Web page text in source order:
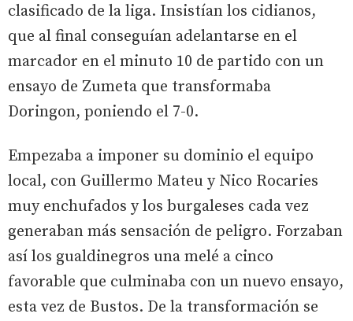
clasificado de la liga. Insistían los cidianos,
que al final conseguían adelantarse en el
marcador en el minuto 10 de partido con un
ensayo de Zumeta que transformaba
Doringon, poniendo el 7-0.
Empezaba a imponer su dominio el equipo
local, con Guillermo Mateu y Nico Rocaries
muy enchufados y los burgaleses cada vez
generaban más sensación de peligro. Forzaban
así los gualdinegros una melé a cinco
favorable que culminaba con un nuevo ensayo,
esta vez de Bustos. De la transformación se